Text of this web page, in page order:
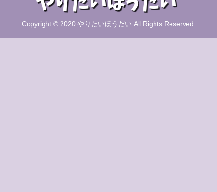
Copyright © 2020 やりたいほうだい All Rights Reserved.